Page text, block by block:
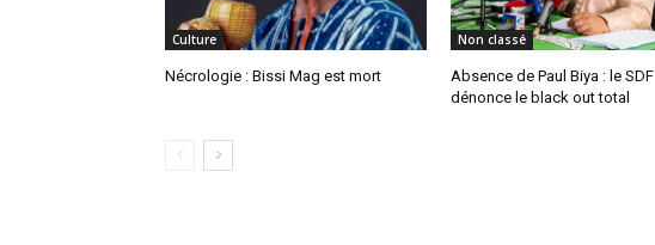
Culture
Nécrologie : Bissi Mag est mort
Non classé
Absence de Paul Biya : le SDF
dénonce le black out total